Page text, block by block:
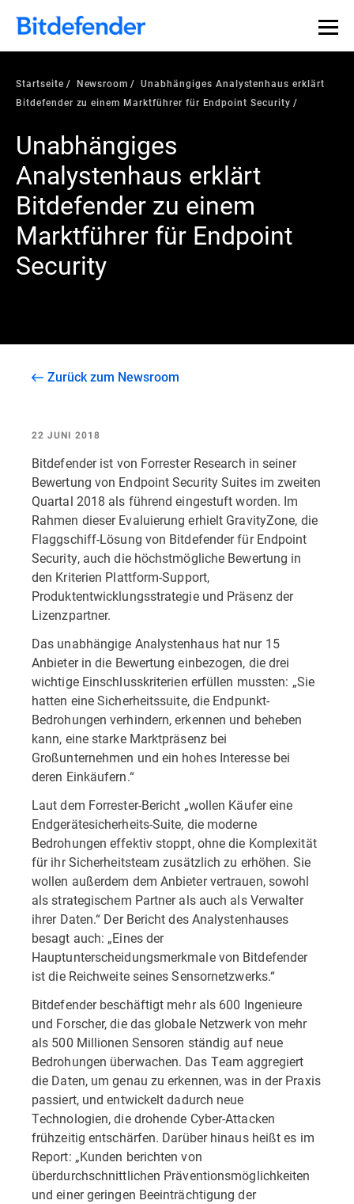
Startseite Newsroom
Unabhängiges Analystenhaus erklärt
Bitdefender zu einem Marktführer für Endpoint Security
Unabhängiges
Analystenhaus erklärt
Bitdefender zu einem
Marktführer für Endpoint
Security
Zurück zum Newsroom
22 JUNI 2018
Bitdefender ist von Forrester Research in seiner
Bewertung von Endpoint Security Suites im zweiten
Quartal 2018 als führend eingestuft worden. Im
Rahmen dieser Evaluierung erhielt GravityZone, die
Flaggschiff-Lösung von Bitdefender für Endpoint
Security, auch die höchstmögliche Bewertung in
den Kriterien Plattform-Support,
Produktentwicklungsstrategie und Präsenz der
Lizenzpartner.
Das unabhängige Analystenhaus hat nur 15
Anbieter in die Bewertung einbezogen, die drei
wichtige Einschlusskriterien erfüllen mussten: „Sie
hatten eine Sicherheitssuite, die Endpunkt-
Bedrohungen verhindern, erkennen und beheben
kann, eine starke Marktpräsenz bei
Großunternehmen und ein hohes Interesse bei
deren Einkäufern.“
Laut dem Forrester-Bericht „wollen Käufer eine
Endgerätesicherheits-Suite, die moderne
Bedrohungen effektiv stoppt, ohne die Komplexität
für ihr Sicherheitsteam zusätzlich zu erhöhen. Sie
wollen außerdem dem Anbieter vertrauen, sowohl
als strategischem Partner als auch als Verwalter
ihrer Daten.“ Der Bericht des Analystenhauses
besagt auch: „Eines der
Hauptunterscheidungsmerkmale von Bitdefender
ist die Reichweite seines Sensornetzwerks.“
Bitdefender beschäftigt mehr als 600 Ingenieure
und Forscher, die das globale Netzwerk von mehr
als 500 Millionen Sensoren ständig auf neue
Bedrohungen überwachen. Das Team aggregiert
die Daten, um genau zu erkennen, was in der Praxis
passiert, und entwickelt dadurch neue
Technologien, die drohende Cyber-Attacken
frühzeitig entschärfen. Darüber hinaus heißt es im
Report: „Kunden berichten von
überdurchschnittlichen Präventionsmöglichkeiten
und einer geringen Beeinträchtigung der